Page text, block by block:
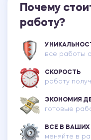
Почему
работу?
все работы
СКОРОСТЬ
работу
ЭКОНОМИЯ
готовые
ВСЕ В ВАШИХ
меняйте в